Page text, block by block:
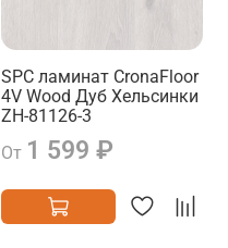
SPC ламинат CronaFloor
4V Wood Дуб Хельсинки
ZH-81126-3
От 1 599 ₽